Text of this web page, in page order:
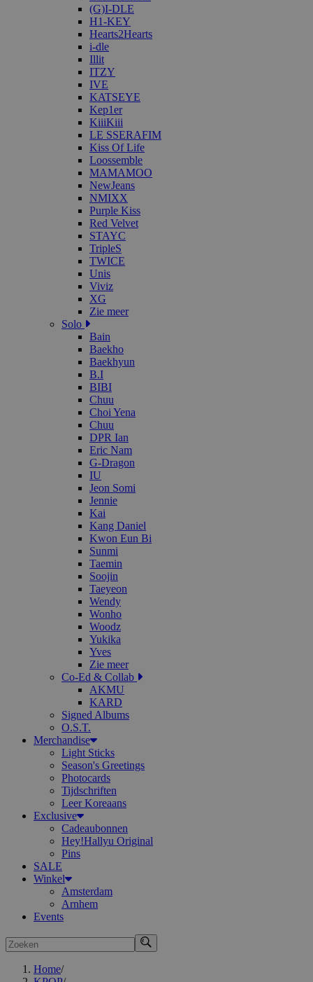
(G)I-DLE
H1-KEY
Hearts2Hearts
i-dle
Illit
ITZY
IVE
KATSEYE
Kep1er
KiiiKiii
LE SSERAFIM
Kiss Of Life
Loossemble
MAMAMOO
NewJeans
NMIXX
Purple Kiss
Red Velvet
STAYC
TripleS
TWICE
Unis
Viviz
XG
Zie meer
Solo
Bain
Baekho
Baekhyun
B.I
BIBI
Chuu
Choi Yena
Chuu
DPR Ian
Eric Nam
G-Dragon
IU
Jeon Somi
Jennie
Kai
Kang Daniel
Kwon Eun Bi
Sunmi
Taemin
Soojin
Taeyeon
Wendy
Wonho
Woodz
Yukika
Yves
Zie meer
Co-Ed & Collab
AKMU
KARD
Signed Albums
O.S.T.
Merchandise
Light Sticks
Season's Greetings
Photocards
Tijdschriften
Leer Koreaans
Exclusive
Cadeaubonnen
Hey!Hallyu Original
Pins
SALE
Winkel
Amsterdam
Arnhem
Events
Zoeken
Home/